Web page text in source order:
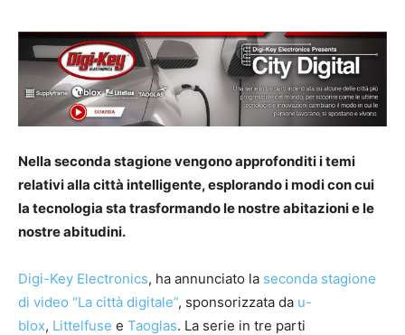
Nella seconda stagione vengono approfonditi i temi
relativi alla città intelligente, esplorando i modi con cui
la tecnologia sta trasformando le nostre abitazioni e le
nostre abitudini.
Digi-Key Electronics, ha annunciato la seconda stagione
di video “La città digitale”, sponsorizzata da u-
blox, Littelfuse e Taoglas. La serie in tre parti